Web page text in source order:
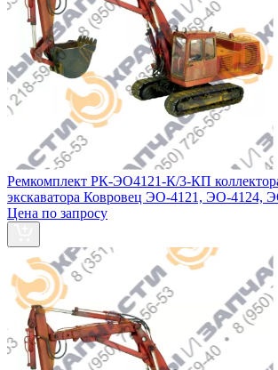
Ремкомплект РК-ЭО4121-К/3-КП
экскаватора Ковровец ЭО-4121, ЭО-4124,
Цена по запросу